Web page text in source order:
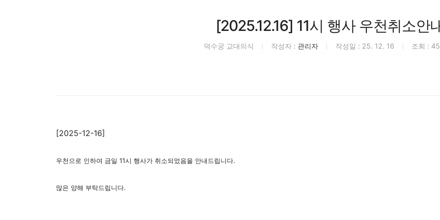
[2025.12.16] 11시 행사 우천취소안
덕수궁 교대의식 작성자 : 관리자 작성일 : 25. 12. 16 조회 :
[2025-12-16]
우천으로 인하여 금일 11시 행사가 취소되었음을 안내드립니다.
많은 양해 부탁드립니다.